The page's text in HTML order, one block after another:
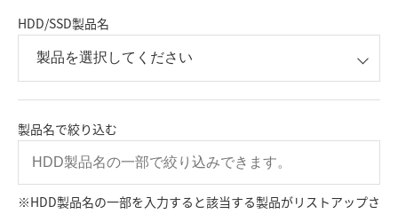
HDD/SSD製品名
製品名で絞り込む
※HDD製品名の一部を入力すると該当する製品がリストアップさ